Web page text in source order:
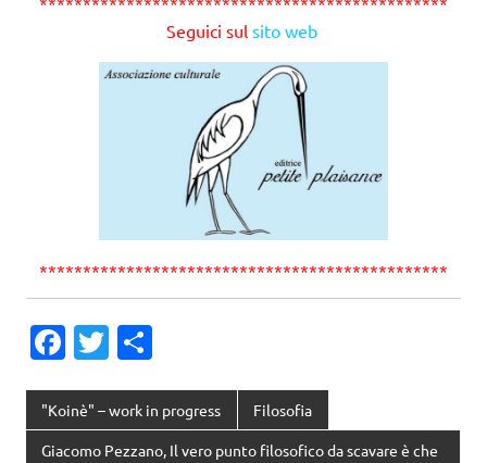
Seguici sul sito web
***********************************************
Fa
e
b
T
it
te
n
di
"Koinè" – work in progress Filosofia
Giacomo Pezzano, Il vero punto filosofico da scavare è che